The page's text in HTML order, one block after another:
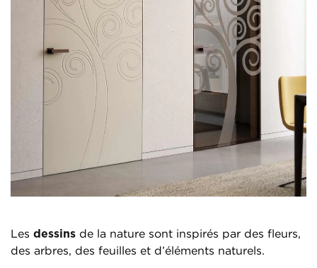
Les dessins de la nature sont inspirés par des fleurs,
des arbres, des feuilles et d’éléments naturels.